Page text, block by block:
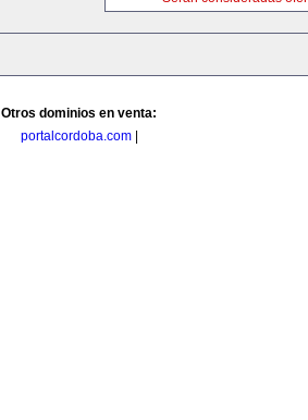
Otros dominios en venta:
portalcordoba.com|